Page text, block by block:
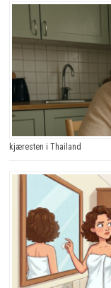
kjæresten i Thailand